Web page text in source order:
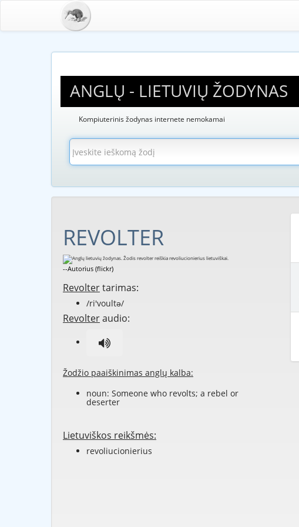
ANGLŲ - LIETUVIŲ ŽODYNAS
Kompiuterinis žodynas internete nemokamai
REVOLTER
--Autorius (flickr)
Revoltertarimas:
/ri'voultə/
Revolteraudio:
Žodžio paaiškinimas anglų kalba:
noun: Someone who revolts; a rebel or
deserter
Lietuviškos reikšmės:
revoliucionierius